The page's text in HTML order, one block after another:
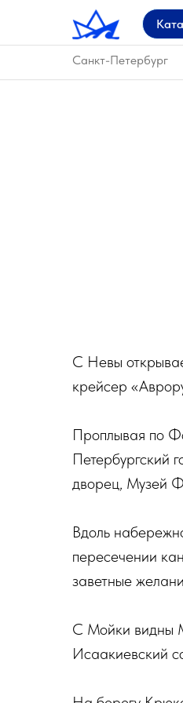
Санкт-Петербург
С Невы
крейсер
Проплывая по
Петербургский
дворец, Музей
Вдоль
пересечении
заветные
С Мойки видны
Исаакиевский